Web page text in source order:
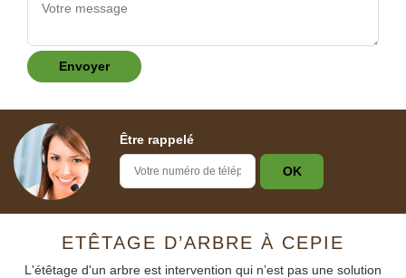
Être rappelé
ETÊTAGE D’ARBRE À CEPIE
L'étêtage d'un arbre est intervention qui n’est pas une solution